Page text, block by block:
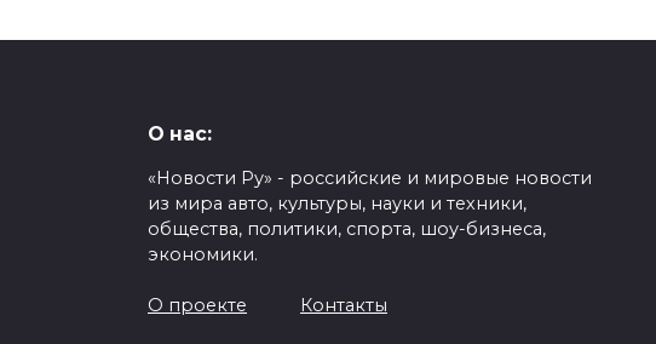
О нас:
«Новости Ру» - российские и мировые новости
из мира авто, культуры, науки и техники,
общества, политики, спорта, шоу-бизнеса,
экономики.
О проекте Контакты